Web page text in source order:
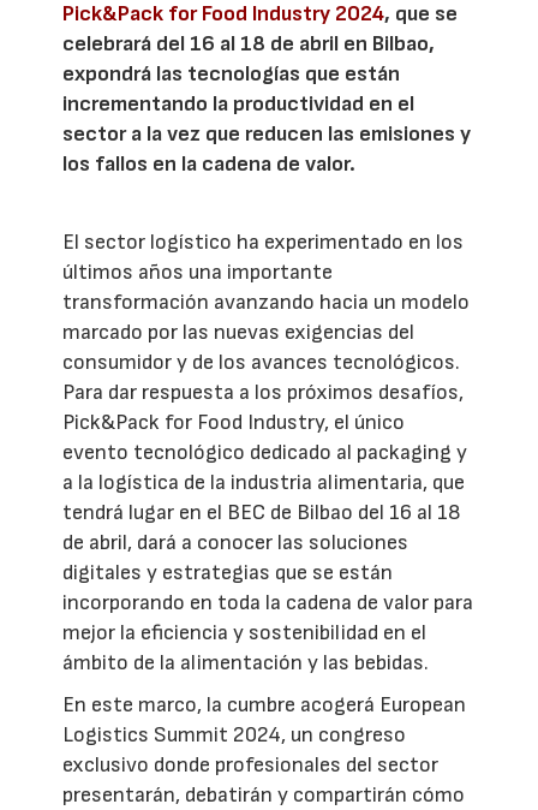
Pick&Pack for Food Industry 2024, que se
celebrará del 16 al 18 de abril en Bilbao,
expondrá las tecnologías que están
incrementando la productividad en el
sector a la vez que reducen las emisiones y
los fallos en la cadena de valor.
El sector logístico ha experimentado en los
últimos años una importante
transformación avanzando hacia un modelo
marcado por las nuevas exigencias del
consumidor y de los avances tecnológicos.
Para dar respuesta a los próximos desafíos,
Pick&Pack for Food Industry, el único
evento tecnológico dedicado al packaging y
a la logística de la industria alimentaria, que
tendrá lugar en el BEC de Bilbao del 16 al 18
de abril, dará a conocer las soluciones
digitales y estrategias que se están
incorporando en toda la cadena de valor para
mejor la eficiencia y sostenibilidad en el
ámbito de la alimentación y las bebidas.
En este marco, la cumbre acogerá European
Logistics Summit 2024, un congreso
exclusivo donde profesionales del sector
presentarán, debatirán y compartirán cómo